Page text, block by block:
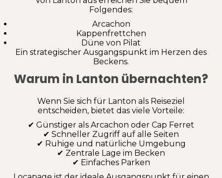
Folgendes:
Arcachon
Kappenfrettchen
Düne von Pilat
Ein strategischer Ausgangspunkt im Herzen des
Beckens.
Warum in Lanton übernachten?
Wenn Sie sich für Lanton als Reiseziel
entscheiden, bietet das viele Vorteile:
✔ Günstiger als Arcachon oder Cap Ferret
✔ Schneller Zugriff auf alle Seiten
✔ Ruhige und natürliche Umgebung
✔ Zentrale Lage im Becken
✔ Einfaches Parken